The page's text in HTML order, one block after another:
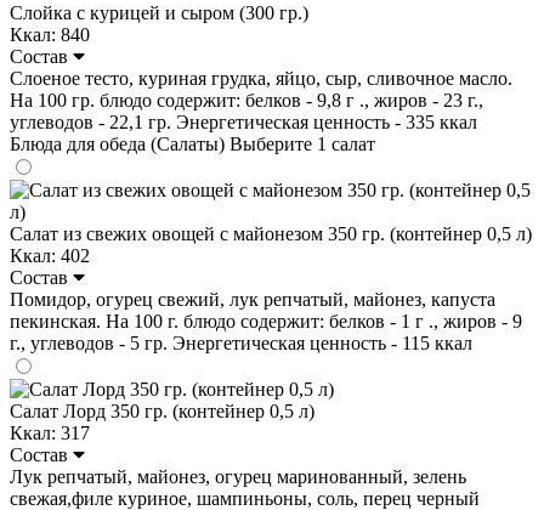
Слойка с курицей и сыром (300 гр.)
Ккал: 840
Состав
Слоеное тесто, куриная грудка, яйцо, сыр, сливочное масло.
На 100 гр. блюдо содержит: белков - 9,8 г ., жиров - 23 г.,
углеводов - 22,1 гр. Энергетическая ценность - 335 ккал
Блюда для обеда (Салаты) Выберите 1 салат
Салат из свежих овощей с майонезом 350 гр. (контейнер 0,5 л)
Ккал: 402
Состав
Помидор, огурец свежий, лук репчатый, майонез, капуста
пекинская. На 100 г. блюдо содержит: белков - 1 г ., жиров - 9
г., углеводов - 5 гр. Энергетическая ценность - 115 ккал
Салат Лорд 350 гр. (контейнер 0,5 л)
Ккал: 317
Состав
Лук репчатый, майонез, огурец маринованный, зелень
свежая,филе куриное, шампиньоны, соль, перец черный